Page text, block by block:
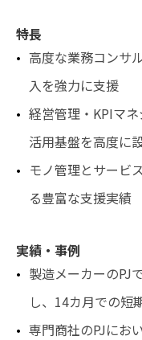
特長
高度な業務コンサ
入を強力に支援
経営管理・KPIマ
活用基盤を高度に
モノ管理とサービ
る豊富な支援実績
実績・事例
製造メーカーのPJ
し、14カ月での短
専門商社のPJにお